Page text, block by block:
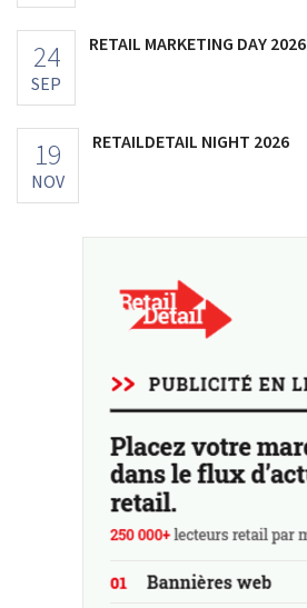
24
SEP
RETAIL MARKETING DAY 2026
19
NOV
RETAILDETAIL NIGHT 2026